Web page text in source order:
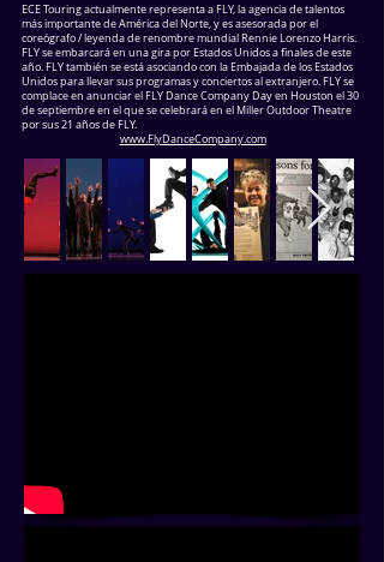
ECE Touring actualmente representa a FLY, la agencia de talentos
más importante de América del Norte, y es asesorada por el
coreógrafo / leyenda de renombre mundial Rennie Lorenzo Harris.
FLY se embarcará en una gira por Estados Unidos a finales de este
año. FLY también se está asociando con la Embajada de los Estados
Unidos para llevar sus programas y conciertos al extranjero. FLY se
complace en anunciar el FLY Dance Company Day en Houston el 30
de septiembre en el que se celebrará en el Miller Outdoor Theatre
por sus 21 años de FLY.
www.FlyDanceCompany.com